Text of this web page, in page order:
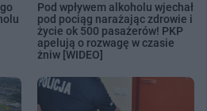
Pod wpływem alkoholu wjechał
pod pociąg narażając zdrowie i
życie ok 500 pasażerów! PKP
apelują o rozwagę w czasie
żniw [WIDEO]